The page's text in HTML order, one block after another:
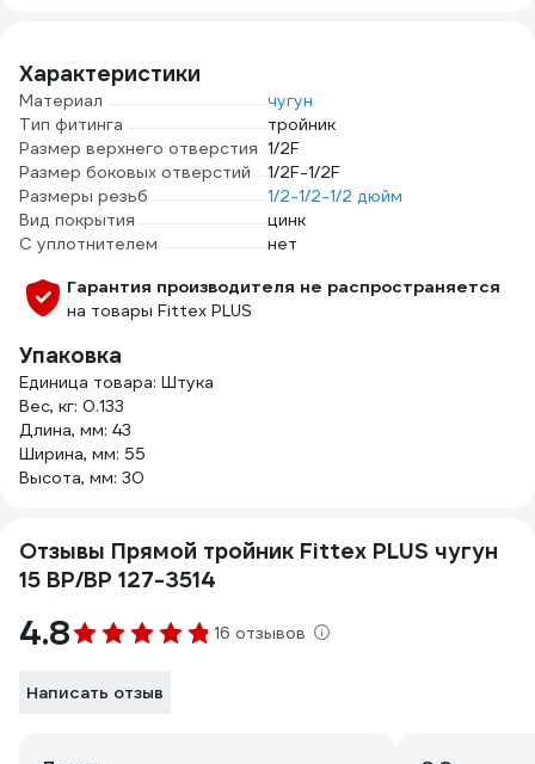
Характеристики
Материал
чугун
Тип фитинга
тройник
Размер верхнего отверстия 1/2F
Размер боковых отверстий
1/2F-1/2F
Размеры резьб
1/2-1/2-1/2 дюйм
Вид покрытия
цинк
С уплотнителем
нет
Гарантия производителя не распространяется
на товары Fittex PLUS
Упаковка
Единица товара: Штука
Вес, кг: 0.133
Длина, мм: 43
Ширина, мм: 55
Высота, мм: 30
Отзывы Прямой тройник Fittex PLUS чугун
15 ВР/ВР 127-3514
4.8 16 отзывов
Написать отзыв